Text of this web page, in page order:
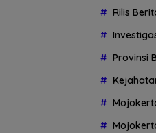
Rilis
Provinsi